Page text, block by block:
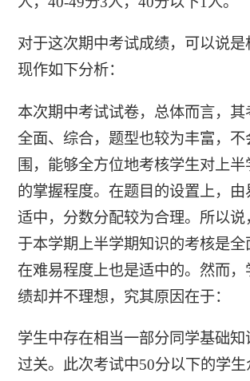
对于这次期中考试成绩，可以说是
现作如下分析：
本次期中考试试卷，总体而言，其
全面、综合，题型也较为丰富，不
围，能够全方位地考核学生对上
的掌握程度。在题目的设置上，由
适中，分数分配较为合理。所以说
于本学期上半学期知识的考核是全
在难易程度上也是适中的。然而，
绩却并不理想，究其原因在于：
学生中存在相当一部分同学基础知
过关。此次考试中50分以下的学